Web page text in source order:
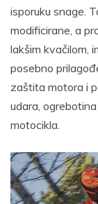
isporuku snage.
modificirane, a
lakšim kvačilom,
posebno
zaštita motora i
udara,
motocikla.